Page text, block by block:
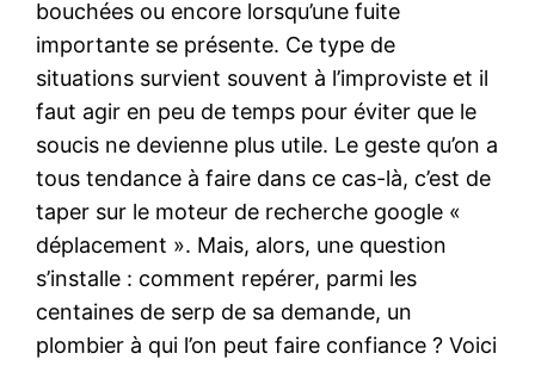
bouchées ou encore lorsqu’une fuite
importante se présente. Ce type de
situations survient souvent à l’improviste et il
faut agir en peu de temps pour éviter que le
soucis ne devienne plus utile. Le geste qu’on a
tous tendance à faire dans ce cas-là, c’est de
taper sur le moteur de recherche google «
déplacement ». Mais, alors, une question
s’installe : comment repérer, parmi les
centaines de serp de sa demande, un
plombier à qui l’on peut faire confiance ? Voici